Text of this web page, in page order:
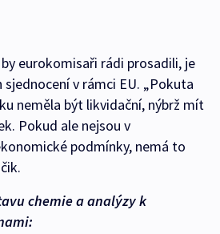
eurokomisaři rádi prosadili, je
sjednocení v rámci EU. „Pokuta
neměla být likvidační, nýbrž mít
Pokud ale nejsou v
podmínky, nemá to
chemie a analýzy k